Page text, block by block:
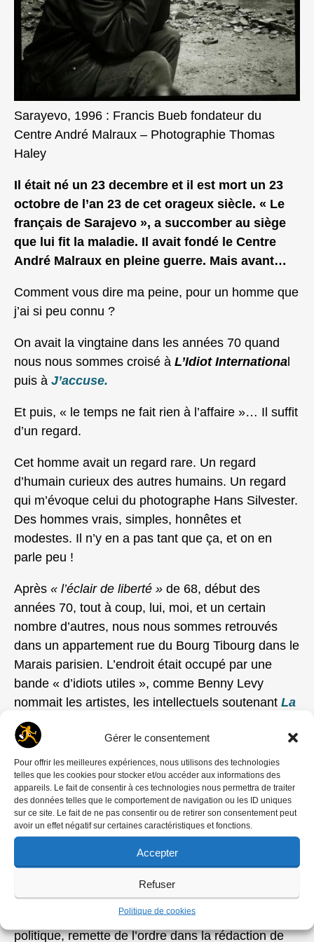
Gérer le consentement
Pour offrir les meilleures expériences, nous utilisons des technologies
telles que les cookies pour stocker et/ou accéder aux informations des
appareils. Le fait de consentir à ces technologies nous permettra de traiter
des données telles que le comportement de navigation ou les ID uniques
sur ce site. Le fait de ne pas consentir ou de retirer son consentement peut
avoir un effet négatif sur certaines caractéristiques et fonctions.
Accepter
Refuser
Politique de cookies
Sarayevo, 1996 : Francis Bueb fondateur du
Centre André Malraux – Photographie Thomas
Haley
Il était né un 23 decembre et il est mort un 23
octobre de l’an 23 de cet orageux siècle. « Le
français de Sarajevo », a succomber au siège
que lui fit la maladie. Il avait fondé le Centre
André Malraux en pleine guerre. Mais avant…
Comment vous dire ma peine, pour un homme que
j’ai si peu connu ?
On avait la vingtaine dans les années 70 quand
nous nous sommes croisé à L’Idiot Internationa
puis à J’accuse.
Et puis, « le temps ne fait rien à l’affaire »… Il suffit
d’un regard.
Cet homme avait un regard rare. Un regard
d’humain curieux des autres humains. Un regard
qui m’évoque celui du photographe Hans Silvester.
Des hommes vrais, simples, honnêtes et
modestes. Il n’y en a pas tant que ça, et on en
parle peu !
Après « l’éclair de liberté » de 68, début des
années 70, tout à coup, lui, moi, et un certain
nombre d’autres, nous nous sommes retrouvés
dans un appartement rue du Bourg Tibourg dans le
Marais parisien. L’endroit était occupé par une
bande « d’idiots utiles », comme Benny Levy
nommait les artistes, les intellectuels soutenant La
Cause du Peupl
A part « les intellos », il y avait des militantes et
des militants. Mais Francis, comme moi, ne
cochions aucune case. Ça nous a rapproché. Nous
devisions sur les livres de Malraux, Nizan et
autres, en buvant des « petits blancs ». Nous
étions préoccupé de littérature, de journalisme.
petit livre rougedu camarade Mao, n’était pas
, envoyé comme commissaire
politique, remette de l’ordre dans la rédaction de